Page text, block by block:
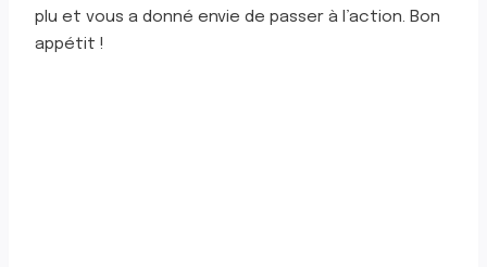
plu et vous a donné envie de passer à l’action. Bon
appétit !